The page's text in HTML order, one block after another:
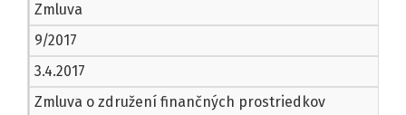
Zmluva
9/2017
3.4.2017
Zmluva o združení finančných prostriedkov